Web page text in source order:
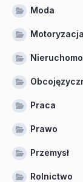
Moda
Motoryzacja
Praca
Prawo
Przemysł
Rolnictwo